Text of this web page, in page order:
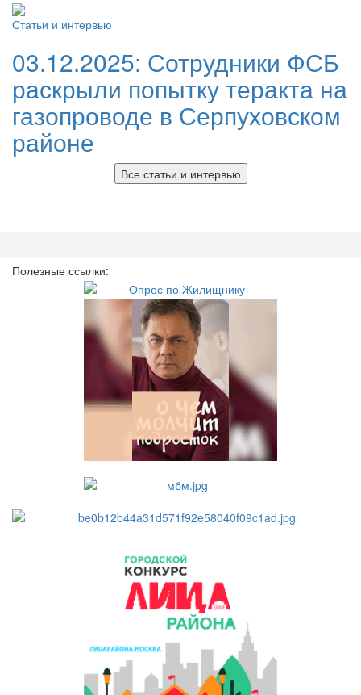
Статьи и интервью
03.12.2025: Сотрудники ФСБ
раскрыли попытку теракта на
газопроводе в Серпуховском
районе
Все статьи и интервью
Полезные ссылки: